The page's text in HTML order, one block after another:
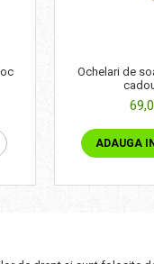
Ochelari de
ADAUGA